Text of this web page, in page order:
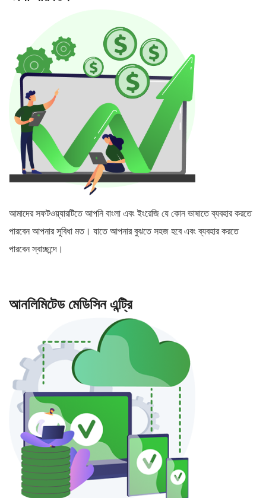
আমাদের সফটওয়্যারটিতে আপনি বাংলা এবং ইংরেজি যে কোন ভাষাতে ব্যবহার করতে
পারবেন আপনার সুবিধা মত। যাতে আপনার বুঝতে সহজ হবে এবং ব্যবহার করতে
পারবেন স্বাচ্ছন্দে।
আনলিমিটেড মেডিসিন এন্ট্রি